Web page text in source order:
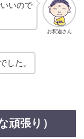
お釈迦さん
いので
した。
頑張り）